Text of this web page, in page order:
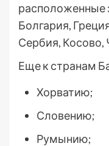
расположенные
Болгария,
Сербия, Косово,
Еще к странам
Хорватию;
Словению;
Румынию;